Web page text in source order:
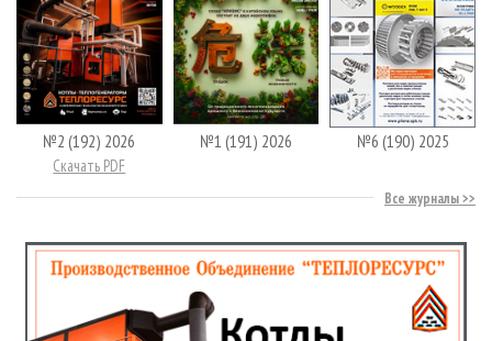
№2 (192) 2026
Скачать PDF
№1 (191) 2026 №6 (190) 2025
Все журналы